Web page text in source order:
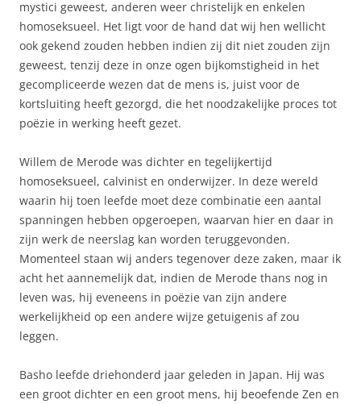
mystici geweest, anderen weer christelijk en enkelen
homoseksueel. Het ligt voor de hand dat wij hen wellicht
ook gekend zouden hebben indien zij dit niet zouden zijn
geweest, tenzij deze in onze ogen bijkomstigheid in het
gecompliceerde wezen dat de mens is, juist voor de
kortsluiting heeft gezorgd, die het noodzakelijke proces tot
poëzie in werking heeft gezet.
Willem de Merode was dichter en tegelijkertijd
homoseksueel, calvinist en onderwijzer. In deze wereld
waarin hij toen leefde moet deze combinatie een aantal
spanningen hebben opgeroepen, waarvan hier en daar in
zijn werk de neerslag kan worden teruggevonden.
Momenteel staan wij anders tegenover deze zaken, maar ik
acht het aannemelijk dat, indien de Merode thans nog in
leven was, hij eveneens in poëzie van zijn andere
werkelijkheid op een andere wijze getuigenis af zou
leggen.
Basho leefde driehonderd jaar geleden in Japan. Hij was
een groot dichter en een groot mens, hij beoefende Zen en